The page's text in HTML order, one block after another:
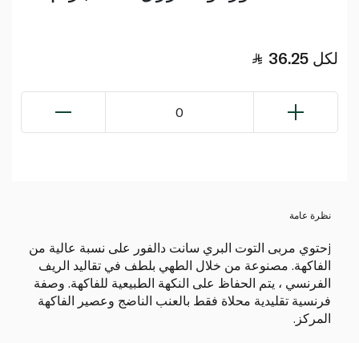
36.25 لكل
0
نظرة عامة
jحتوي مربى التوت البري سانت دالفور على نسبة عالية من
الفاكهة. مصنوعة من خلال الطهي بلطف في تقاليد الريف
الفرنسي ، يتم الحفاظ على النكهة الطبيعية للفاكهة. وصفة
فرنسية تقليدية محلاة فقط بالعنب الناضج وعصير الفاكهة
المركز.